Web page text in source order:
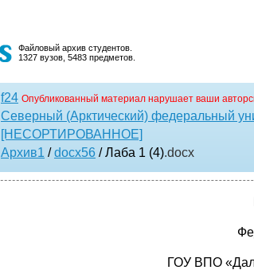
Файловый архив студентов.
1327 вузов, 5483 предметов.
f24 Опубликованный материал нарушает ваши
Северный (Арктический) федеральный
[НЕСОРТИРОВАННОЕ]
Архив1 /docx56 / Лаба 1 (4).docx
ГОУ ВПО